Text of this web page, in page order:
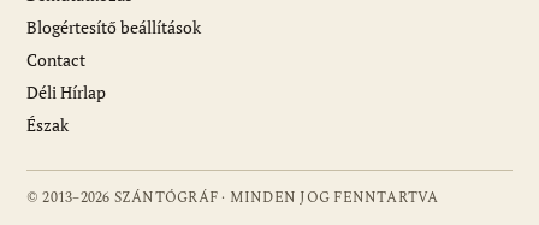
Blogértesítő beállítások
Contact
Déli Hírlap
Észak
© 2013–2026 SZÁNTÓGRÁF · MINDEN JOG FENNTARTVA